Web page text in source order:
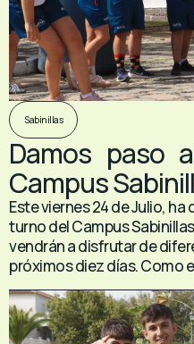
Sabinillas
Damos paso
Campus
Este viernes 24 de Julio,
turno del Campus
vendrán a disfrutar de
próximos diez días. Como